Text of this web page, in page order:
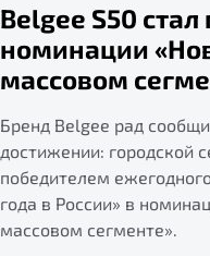
Belgee S50
номинации
массовом
Бренд Belgee рад
достижении: городской
победителем
года в России» в
массовом сегменте».